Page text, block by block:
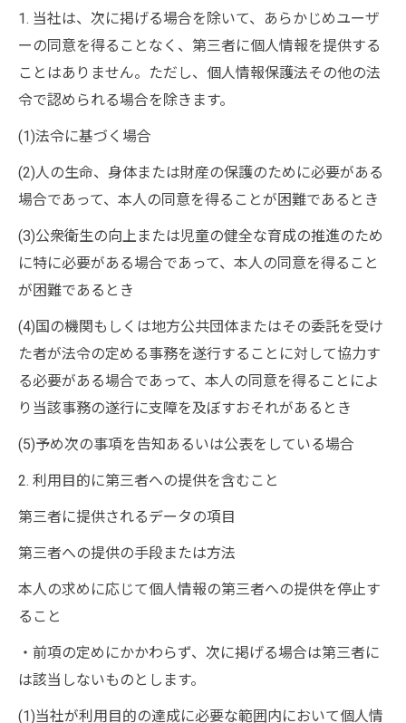
1. 当社は、次に掲げる場合を除いて、あらかじめユーザ
ーの同意を得ることなく、第三者に個人情報を提供する
ことはありません。ただし、個人情報保護法その他の法
令で認められる場合を除きます。
(1)法令に基づく場合
(2)人の生命、身体または財産の保護のために必要がある
場合であって、本人の同意を得ることが困難であるとき
(3)公衆衛生の向上または児童の健全な育成の推進のため
に特に必要がある場合であって、本人の同意を得ること
が困難であるとき
(4)国の機関もしくは地方公共団体またはその委託を受け
た者が法令の定める事務を遂行することに対して協力す
る必要がある場合であって、本人の同意を得ることによ
り当該事務の遂行に支障を及ぼすおそれがあるとき
(5)予め次の事項を告知あるいは公表をしている場合
2. 利用目的に第三者への提供を含むこと
第三者に提供されるデータの項目
第三者への提供の手段または方法
本人の求めに応じて個人情報の第三者への提供を停止す
ること
・前項の定めにかかわらず、次に掲げる場合は第三者に
は該当しないものとします。
(1)当社が利用目的の達成に必要な範囲内において個人情